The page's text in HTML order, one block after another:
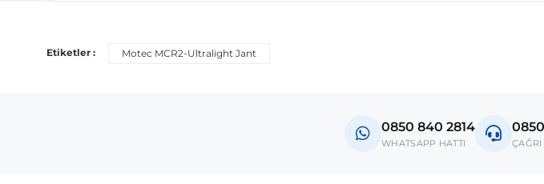
-
Etiketler : Motec MCR2-Ultralight Jant
0850 840 2814
WHATSAPP HATTI